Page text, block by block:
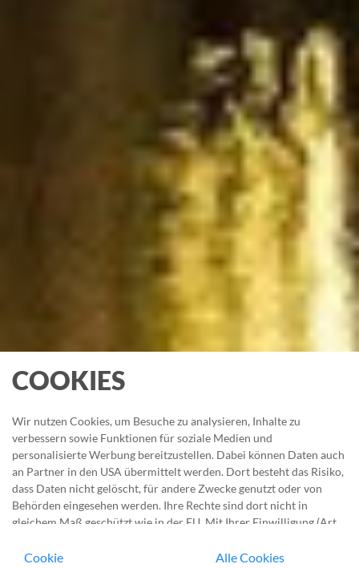
COOKIES
Wir nutzen Cookies, um Besuche zu analysieren, Inhalte zu
verbessern sowie Funktionen für soziale Medien und
personalisierte Werbung bereitzustellen. Dabei können Daten auch
an Partner in den USA übermittelt werden. Dort besteht das Risiko,
dass Daten nicht gelöscht, für andere Zwecke genutzt oder von
Behörden eingesehen werden. Ihre Rechte sind dort nicht in
gleichem Maß geschützt wie in der EU. Mit Ihrer Einwilligung (Art.
Verarbeitung zu. Sie können unter „Cookie-Einstellungen“ Ihre
Cookie Alle Cookies